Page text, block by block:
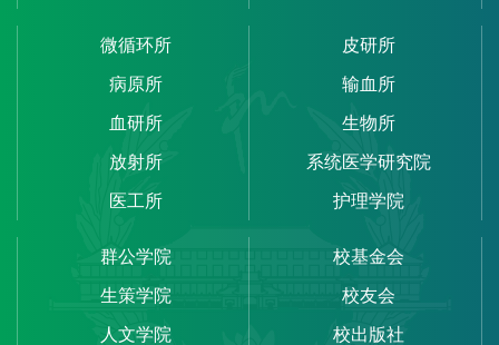
微循环所
病原所
血研所
放射所
医工所
皮研所
输血所
生物所
系统医学研究院
护理学院
群公学院
生策学院
人文学院
校基金会
校友会
校出版社